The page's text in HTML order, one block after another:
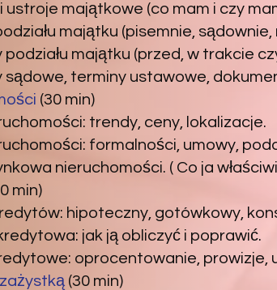
i ustroje majątkowe (co mam i czy
majątku (pisemnie,
podziału majątku (przed, w trakcie
sądowe, terminy ustawowe,
(30 min)
trendy, ceny, lokalizacje.
formalności, umowy,
nieruchomości. ( Co ja
min)
hipoteczny, gotówkowy,
jak ją obliczyć i poprawić.
oprocentowanie, prowizje,
(30 min)